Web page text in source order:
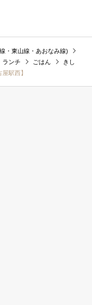
・東山線・あおなみ線)
ランチ ごはん
きし
駅西】